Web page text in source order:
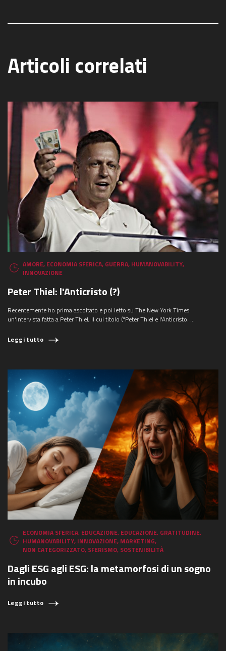
Articoli correlati
AMORE, ECONOMIA SFERICA, GUERRA, HUMANOVABILITY,
INNOVAZIONE
Peter Thiel: l'Anticristo (?)
Recentemente ho prima ascoltato e poi letto su The New York Times
un'intervista fatta a Peter Thiel, il cui titolo ("Peter Thiel e l'Anticristo. ...
Leggi tutto
ECONOMIA SFERICA, EDUCAZIONE, EDUCAZIONE, GRATITUDINE,
HUMANOVABILITY, INNOVAZIONE, MARKETING,
NON CATEGORIZZATO, SFERISMO, SOSTENIBILITÀ
Dagli ESG agli ESG: la metamorfosi di un sogno
in incubo
Leggi tutto